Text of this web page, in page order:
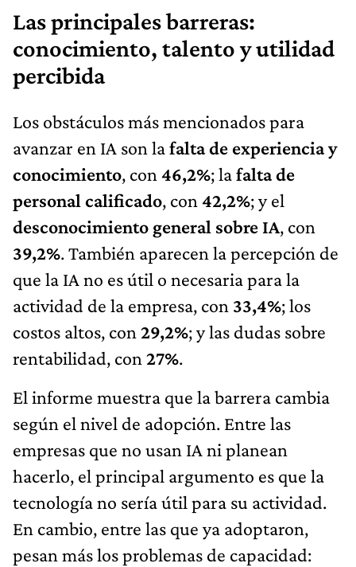
Las principales barreras:
conocimiento, talento y utilidad
percibida
Los obstáculos más mencionados para
avanzar en IA son lafalta de experiencia y
conocimiento, con 46,2%; lafalta de
personal calificado, con 42,2%; y el
desconocimiento general sobre IA, con
39,2%. También aparecen la percepción de
que la IA no es útil o necesaria para la
actividad de la empresa, con 33,4%; los
costos altos, con 29,2%; y las dudas sobre
rentabilidad, con 27%.
El informe muestra que la barrera cambia
según el nivel de adopción. Entre las
empresas que no usan IA ni planean
hacerlo, el principal argumento es que la
tecnología no sería útil para su actividad.
En cambio, entre las que ya adoptaron,
pesan más los problemas de capacidad: